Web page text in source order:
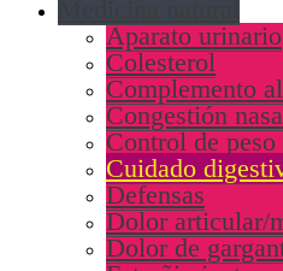
Aparato urinario
Colesterol
Complemento
Congestión
Control de peso
Cuidado
Defensas
Dolor articular/
Dolor de